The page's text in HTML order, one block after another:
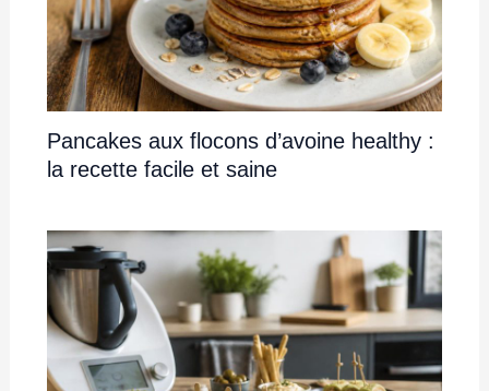
Pancakes aux flocons d’avoine healthy :
la recette facile et saine